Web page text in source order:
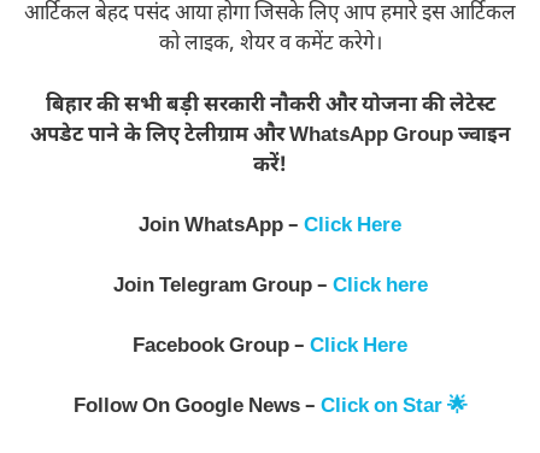
आर्टिकल बेहद पसंद आया होगा जिसके लिए आप हमारे इस आर्टिकल
को लाइक, शेयर व कमेंट करेगे।
बिहार की सभी बड़ी सरकारी नौकरी और योजना की लेटेस्ट
अपडेट पाने के लिए टेलीग्राम और WhatsApp Group ज्वाइन
करें!
Join WhatsApp – Click Here
Join Telegram Group – Click here
Facebook Group – Click Here
Follow On Google News – Click on Star 🌟